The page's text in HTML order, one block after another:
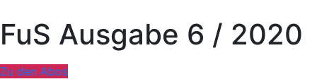
FuS Ausgabe 6 / 2020
Zu den Abos